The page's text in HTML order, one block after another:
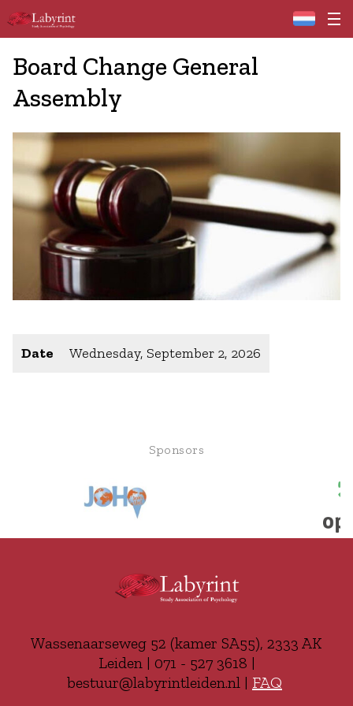
Home
Board Change General
Assembly
Date Wednesday, September 2, 2026
Sponsors
Wassenaarseweg 52 (kamer SA55), 2333 AK
Leiden | 071 - 527 3618 |
bestuur@labyrintleiden.nl | FAQ